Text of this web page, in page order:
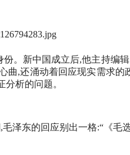
。新中国成立后,他主持编
,还涌动着回应现实需求
析的问题。
泽东的回应别出一格:“《